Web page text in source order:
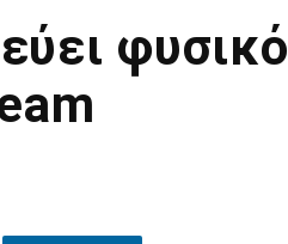
φυσικό